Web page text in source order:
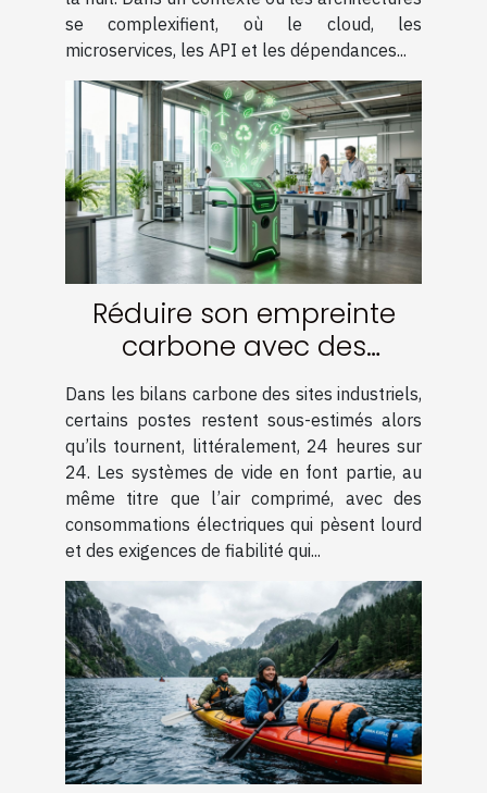
se complexifient, où le cloud, les
microservices, les API et les dépendances...
Réduire son empreinte
carbone avec des
solutions de vide
innovantes
Dans les bilans carbone des sites industriels,
certains postes restent sous-estimés alors
qu’ils tournent, littéralement, 24 heures sur
24. Les systèmes de vide en font partie, au
même titre que l’air comprimé, avec des
consommations électriques qui pèsent lourd
et des exigences de fiabilité qui...